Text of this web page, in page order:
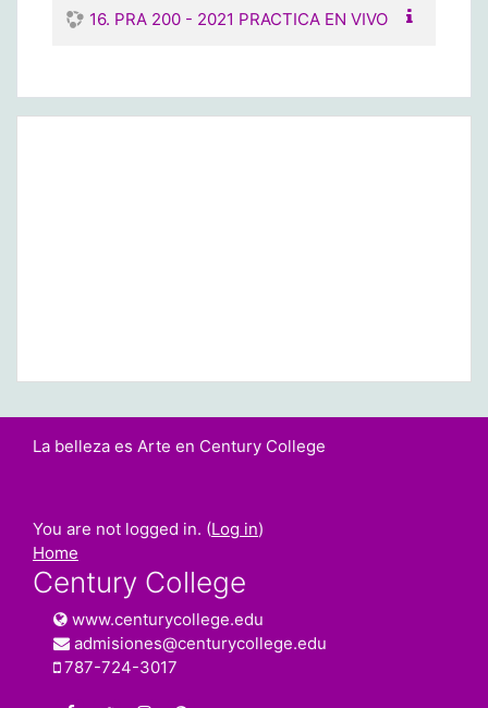
16. PRA 200 - 2021 PRACTICA EN VIVO
La belleza es Arte en Century College
You are not logged in. (Log in)
Home
Century College
www.centurycollege.edu
admisiones@centurycollege.edu
787-724-3017